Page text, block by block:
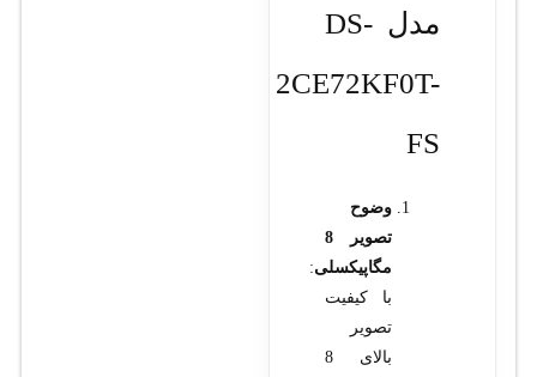
مدل DS-
2CE72KF0T-
FS
وضوح
تصویر 8
مگاپیکسلی:
با کیفیت
تصویر
بالای 8